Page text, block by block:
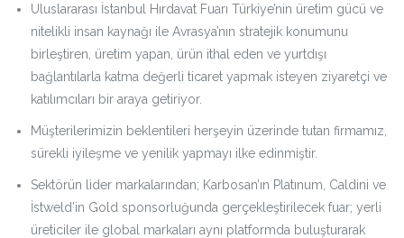
Uluslararası İstanbul Hırdavat Fuarı Türkiye’nin üretim gücü ve
nitelikli insan kaynağı ile Avrasya’nın stratejik konumunu
birleştiren, üretim yapan, ürün ithal eden ve yurtdışı
bağlantılarla katma değerli ticaret yapmak isteyen ziyaretçi ve
katılımcıları bir araya getiriyor.
Müşterilerimizin beklentileri herşeyin üzerinde tutan firmamız,
sürekli iyileşme ve yenilik yapmayı ilke edinmiştir.
Sektörün lider markalarından; Karbosan’ın Platınum, Caldini ve
İstweld’in Gold sponsorluğunda gerçekleştirilecek fuar; yerli
üreticiler ile global markaları aynı platformda buluşturarak